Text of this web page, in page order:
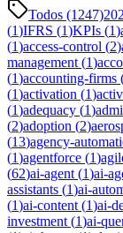
Todos (1247)
(1)IFRS (1)KPIs (1)
(1)access-control (2)
management (1)
(1)accounting-firms
(1)activation (1)
(1)adequacy (1)
(2)adoption (2)
(13)agency-
(1)agentforce (1)
(62)ai-agent (1)ai-
assistants (1)ai-
(1)ai-content (1)ai-
investment (1)ai-